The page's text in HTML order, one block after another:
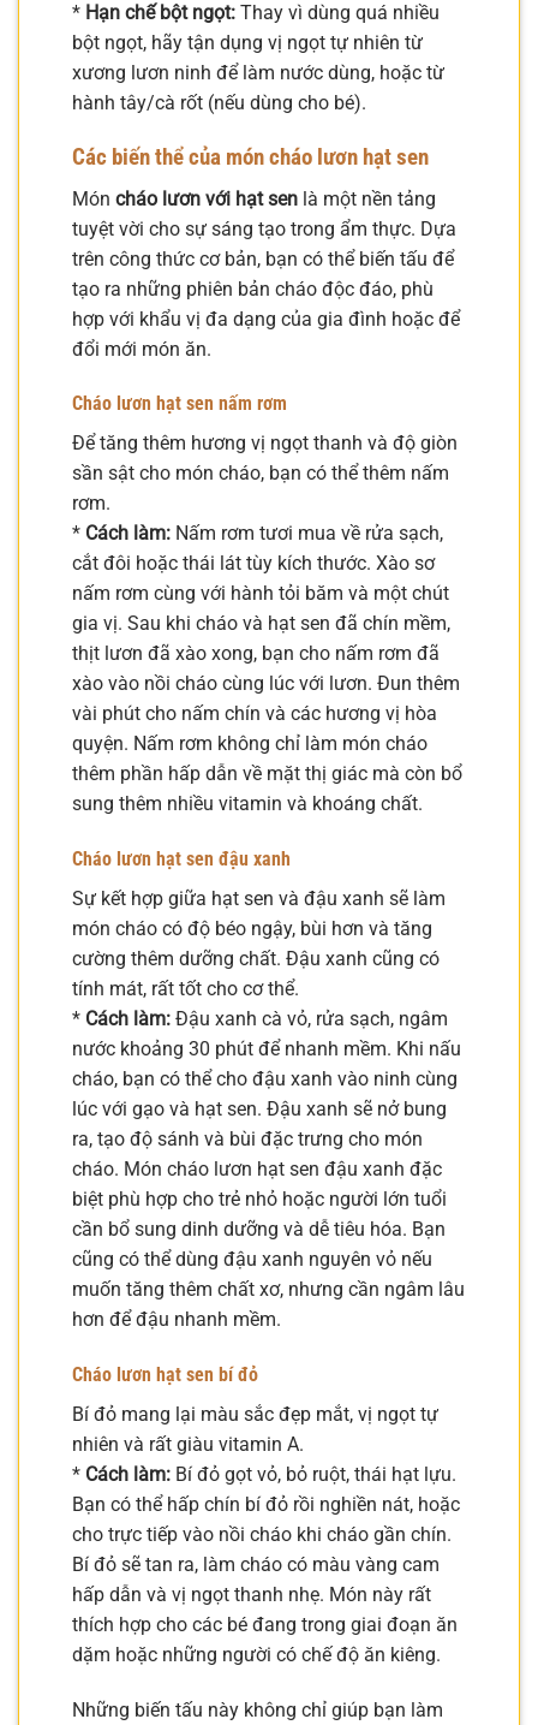
* Hạn chế bột ngọt: Thay vì dùng quá nhiều
bột ngọt, hãy tận dụng vị ngọt tự nhiên từ
xương lươn ninh để làm nước dùng, hoặc từ
hành tây/cà rốt (nếu dùng cho bé).
Các biến thể của món cháo lươn hạt sen
Món cháo lươn với hạt sen là một nền tảng
tuyệt vời cho sự sáng tạo trong ẩm thực. Dựa
trên công thức cơ bản, bạn có thể biến tấu để
tạo ra những phiên bản cháo độc đáo, phù
hợp với khẩu vị đa dạng của gia đình hoặc để
đổi mới món ăn.
Cháo lươn hạt sen nấm rơm
Để tăng thêm hương vị ngọt thanh và độ giòn
sần sật cho món cháo, bạn có thể thêm nấm
rơm.
* Cách làm: Nấm rơm tươi mua về rửa sạch,
cắt đôi hoặc thái lát tùy kích thước. Xào sơ
nấm rơm cùng với hành tỏi băm và một chút
gia vị. Sau khi cháo và hạt sen đã chín mềm,
thịt lươn đã xào xong, bạn cho nấm rơm đã
xào vào nồi cháo cùng lúc với lươn. Đun thêm
vài phút cho nấm chín và các hương vị hòa
quyện. Nấm rơm không chỉ làm món cháo
thêm phần hấp dẫn về mặt thị giác mà còn bổ
sung thêm nhiều vitamin và khoáng chất.
Cháo lươn hạt sen đậu xanh
Sự kết hợp giữa hạt sen và đậu xanh sẽ làm
món cháo có độ béo ngậy, bùi hơn và tăng
cường thêm dưỡng chất. Đậu xanh cũng có
tính mát, rất tốt cho cơ thể.
* Cách làm: Đậu xanh cà vỏ, rửa sạch, ngâm
nước khoảng 30 phút để nhanh mềm. Khi nấu
cháo, bạn có thể cho đậu xanh vào ninh cùng
lúc với gạo và hạt sen. Đậu xanh sẽ nở bung
ra, tạo độ sánh và bùi đặc trưng cho món
cháo. Món cháo lươn hạt sen đậu xanh đặc
biệt phù hợp cho trẻ nhỏ hoặc người lớn tuổi
cần bổ sung dinh dưỡng và dễ tiêu hóa. Bạn
cũng có thể dùng đậu xanh nguyên vỏ nếu
muốn tăng thêm chất xơ, nhưng cần ngâm lâu
hơn để đậu nhanh mềm.
Cháo lươn hạt sen bí đỏ
Bí đỏ mang lại màu sắc đẹp mắt, vị ngọt tự
nhiên và rất giàu vitamin A.
* Cách làm: Bí đỏ gọt vỏ, bỏ ruột, thái hạt lựu.
Bạn có thể hấp chín bí đỏ rồi nghiền nát, hoặc
cho trực tiếp vào nồi cháo khi cháo gần chín.
Bí đỏ sẽ tan ra, làm cháo có màu vàng cam
hấp dẫn và vị ngọt thanh nhẹ. Món này rất
thích hợp cho các bé đang trong giai đoạn ăn
dặm hoặc những người có chế độ ăn kiêng.
Những biến tấu này không chỉ giúp bạn làm